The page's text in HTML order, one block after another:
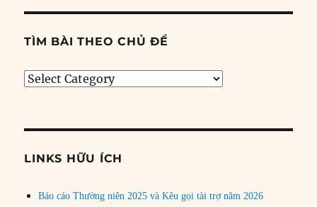
TÌM BÀI THEO CHỦ ĐỀ
Tìm
đề
LINKS HỮU ÍCH
Báo cáo Thường niên 2025 và Kêu gọi tài trợ năm 2026